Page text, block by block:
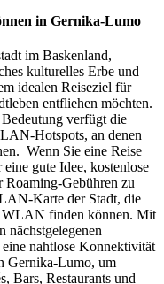
in Gernika-Lumo
im Baskenland,
kulturelles Erbe und
idealen Reiseziel für
entfliehen möchten.
verfügt die
Hotspots, an denen
Wenn Sie eine Reise
gute Idee, kostenlose
Gebühren zu
Karte der Stadt, die
WLAN finden können. Mit
nächstgelegenen
nahtlose Konnektivität
Gernika-Lumo, um
Bars, Restaurants und